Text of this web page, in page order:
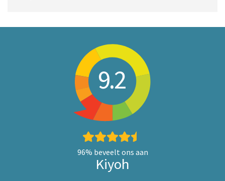
9.2
96% beveelt ons aan
Kiyoh